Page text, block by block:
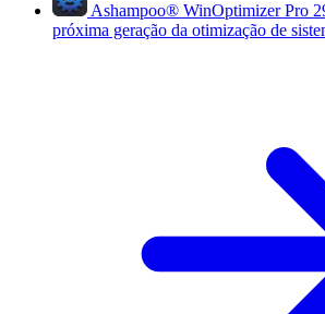
Ashampoo® WinOptimizer Pro
próxima geração da otimização de